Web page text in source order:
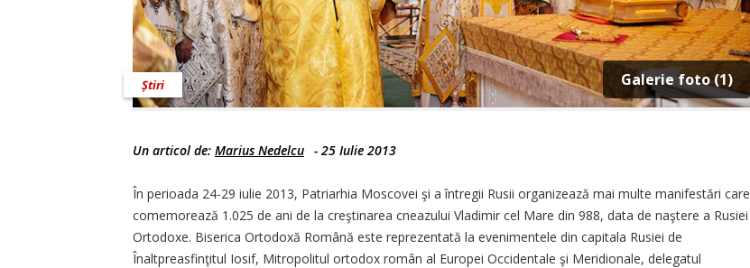
Galerie foto (1)
Știri
Un articol de: Marius Nedelcu - 25 Iulie 2013
În perioada 24-29 iulie 2013, Patriarhia Moscovei şi a întregii Rusii organizează mai multe manifestări care
comemorează 1.025 de ani de la creştinarea cneazului Vladimir cel Mare din 988, data de naştere a Rusiei
Ortodoxe. Biserica Ortodoxă Română este reprezentată la evenimentele din capitala Rusiei de
Înaltpreasfinţitul Iosif, Mitropolitul ortodox român al Europei Occidentale şi Meridionale, delegatul